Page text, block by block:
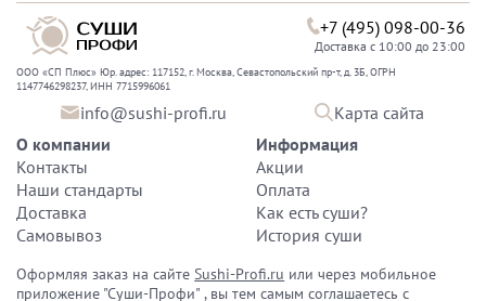
+7 (495) 098-00-36
Доставка с 10:00 до 23:00
ООО «СП Плюс» Юр. адрес: 117152, г. Москва, Севастопольский пр-т, д. 3Б, ОГРН
1147746298237, ИНН 7715996061
info@sushi-profi.ru
Карта сайта
О компании
Контакты
Наши стандарты
Доставка
Самовывоз
Информация
Акции
Оплата
Как есть суши?
История суши
Оформляя заказ на сайтеSushi-Profi.ru или через мобильное
приложение "Суши-Профи" , вы тем самым соглашаетесь с